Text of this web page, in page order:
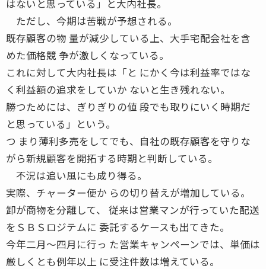
はないと思っている」と大内社長。
ただし、今期は苦戦が予想される。
既存顧客の物 量が減少している上、大手宅配会社を含
めた価格競 争が激しくなっている。
これに対して大内社長は「と にかく今は利益率ではな
く利益額の追求をしていか ないと生き残れない。
勝つためには、ぎりぎりの値 段でも取りにいく時期だ
と思っている」という。
つ まり薄利多売をしてでも、自社の既存顧客を守りな
がら新規顧客を開拓する時期と判断している。
不況は追い風にも成り得る。
実際、チャーター便か らの切り替えが増加している。
卸が商物を分離して、 従来は営業マンが行っていた配送
をＳＢＳロジテムに 委託するケースも出てきた。
今年二月〜四月に行っ た営業キャンペーンでは、単価は
厳しくとも例年以上 に受注件数は増えている。